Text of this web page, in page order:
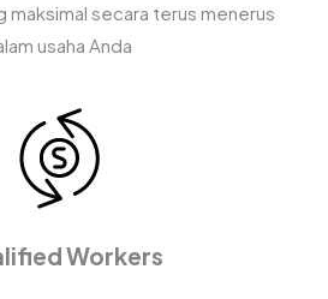
maksimal secara terus menerus
usaha Anda
Workers